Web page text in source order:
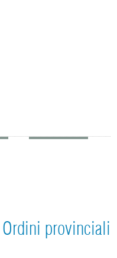
Ordini provinciali